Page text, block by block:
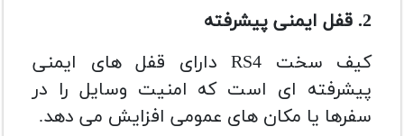
2. قفل ایمنی پیشرفته
کیف سخت RS4 دارای قفل های ایمنی
پیشرفته ای است که امنیت وسایل را در
سفرها یا مکان های عمومی افزایش می دهد.